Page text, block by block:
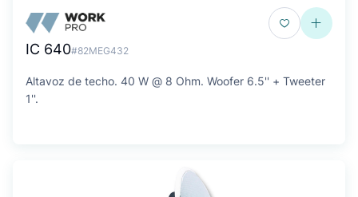
IC 640#82MEG432
Altavoz de techo. 40 W @ 8 Ohm. Woofer 6.5'' + Tweeter
1''.